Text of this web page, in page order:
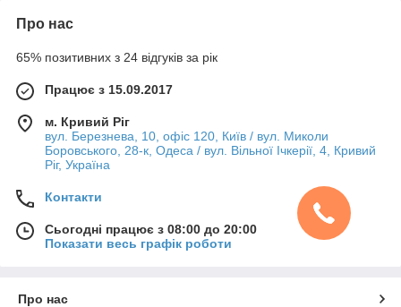
Про нас
65% позитивних з 24 відгуків за рік
Працює з 15.09.2017
м. Кривий Ріг
вул. Березнева, 10, офіс 120, Київ / вул. Миколи
Боровського, 28-к, Одеса / вул. Вільної Ічкерії, 4, Кривий
Ріг, Україна
Контакти
Сьогодні працює з 08:00 до 20:00
Показати весь графік роботи
Про нас